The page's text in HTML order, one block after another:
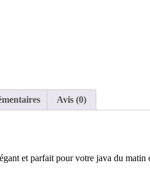
Avis (0)
et parfait pour votre java du matin